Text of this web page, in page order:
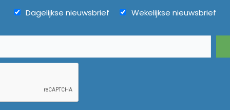
Dagelijkse nieuwsbrief Wekelijkse nieuwsbrief